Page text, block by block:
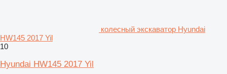
колесный экскаватор Hyundai
HW145 2017 Yil
10
Hyundai HW145 2017 Yil